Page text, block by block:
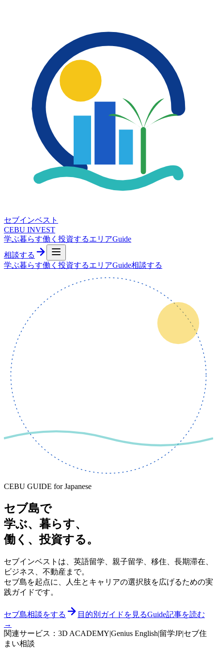
セブインベスト
CEBU INVEST
学ぶ暮らす働く 投資するエリアGuide
相談する
学ぶ暮らす働く 投資するエリアGuide相談する
CEBU GUIDE for Japanese
セブ島で
学ぶ、 暮らす、
働く 、投資する。
セブインベストは、英語留学、親子留学、移住、長期滞在、
ビジネス、不動産まで。
セブ島を起点に、人生とキャリアの選択肢を広げるための実
践ガイドです。
セブ島相談をする 目的別ガイドを見るGuide記事を読む
→
関連サービス： 3D ACADEMY|Genius English|留学JP|セブ住
まい相談